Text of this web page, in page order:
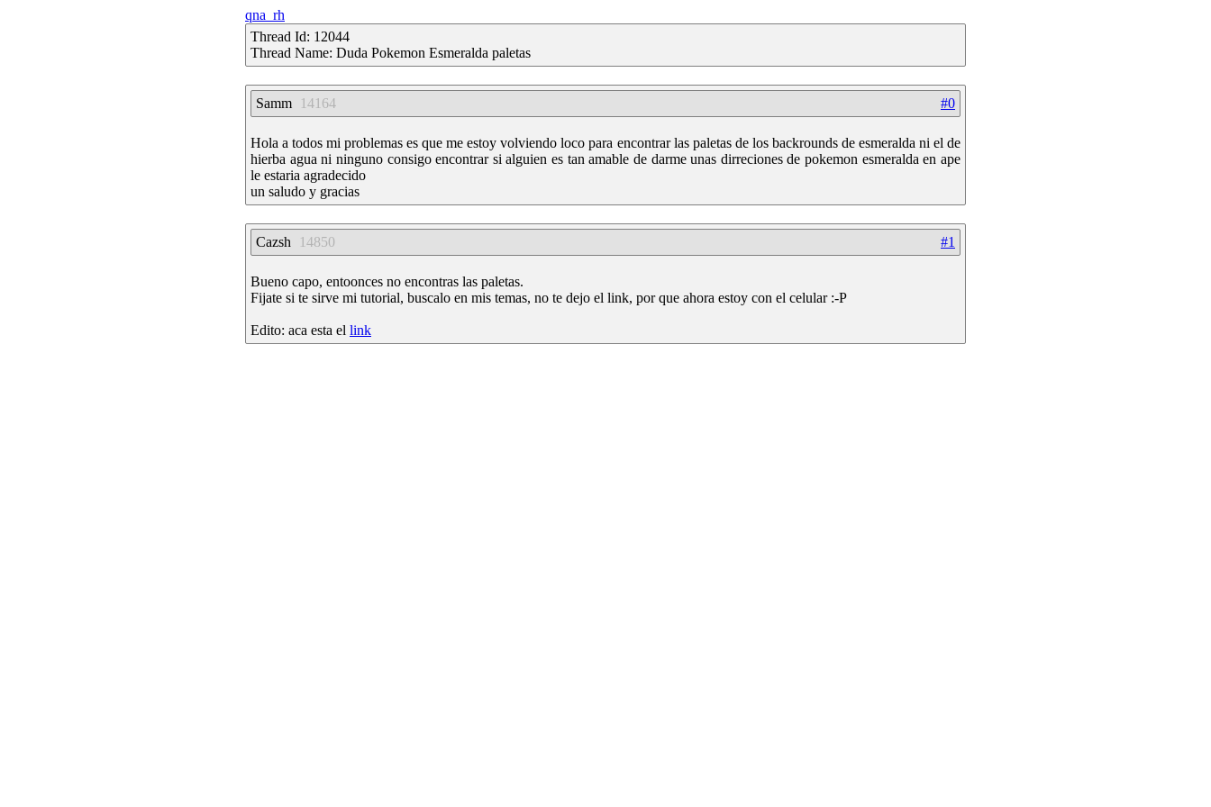
qna_rh
Thread Id: 12044
Thread Name: Duda Pokemon Esmeralda paletas
#0
Samm 14164
Hola a todos mi problemas es que me estoy volviendo loco para encontrar las paletas de los backrounds de esmeralda ni el de
hierba agua ni ninguno consigo encontrar si alguien es tan amable de darme unas dirreciones de pokemon esmeralda en ape
le estaria agradecido
un saludo y gracias
#1
Cazsh 14850
Bueno capo, entoonces no encontras las paletas.
Fijate si te sirve mi tutorial, buscalo en mis temas, no te dejo el link, por que ahora estoy con el celular :-P
Edito: aca esta el link